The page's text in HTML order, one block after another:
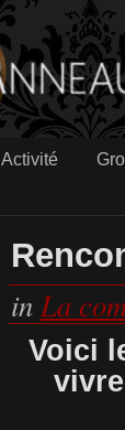
Activité
in La
Voici